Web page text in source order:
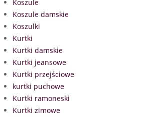
Koszule
Koszule damskie
Koszulki
Kurtki
Kurtki damskie
Kurtki jeansowe
Kurtki przejściowe
kurtki puchowe
Kurtki ramoneski
Kurtki zimowe